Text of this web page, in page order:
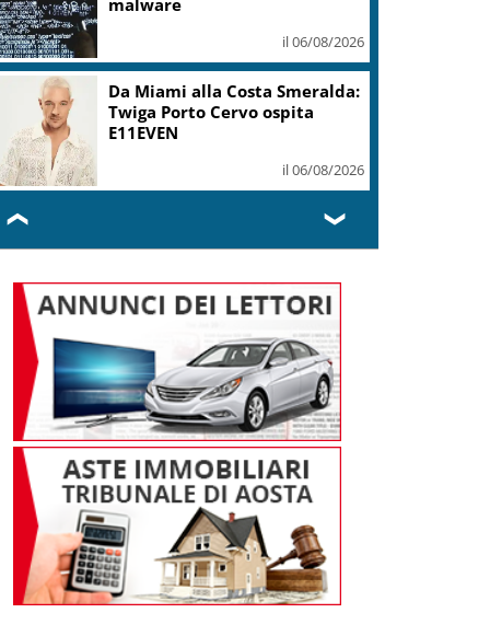
il 06/08/2026
Da Miami alla Costa Smeralda:
Twiga Porto Cervo ospita
E11EVEN
il 06/08/2026
❮ ❯